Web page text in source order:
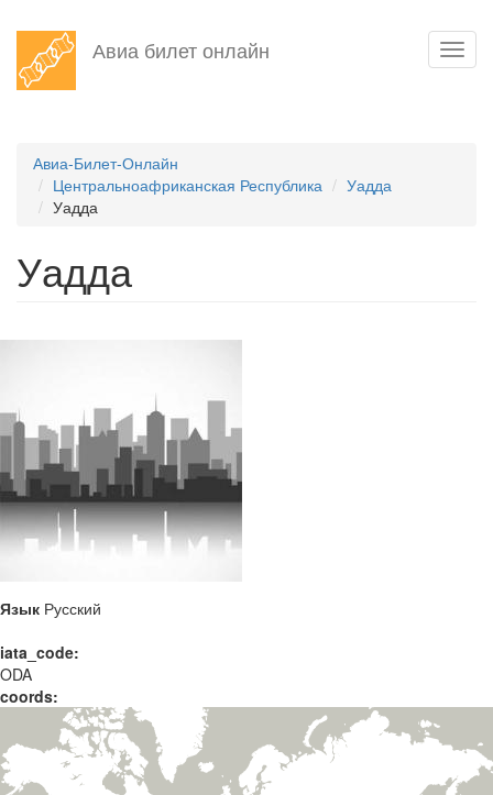
Перейти
основному
Авиа билет онлайн
Авиа-Билет-Онлайн
Центральноафриканская Республика
Уадда
Уадда
Уадда
Язык Русский
iata_code:
ODA
coords: